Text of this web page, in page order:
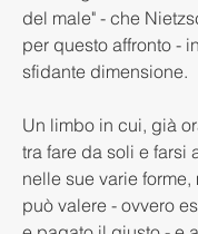
del male" - che
per questo affronto -
sfidante dimensione.
Un limbo in cui, già
tra fare da soli e farsi
nelle sue varie
può valere - ovvero